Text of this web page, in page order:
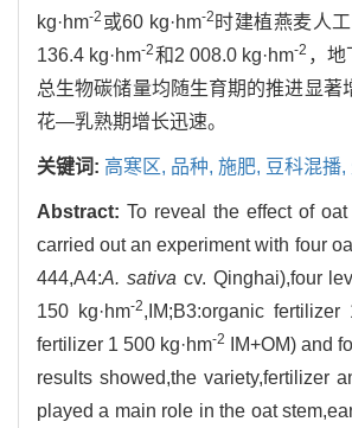
kg·hm-2 或60 kg·hm-2 时建植燕麦人
136.4 kg·hm-2和2 008.0 kg·hm-2 ，地
总生物碳储量均随生育期的推进显
花—乳熟期增长迅速。
关键词: 高寒区, 品种, 施肥, 豆科混播,
Abstract: To reveal the effect of
carried out an experiment with four
444,A4:A. sativa cv. Qinghai),four
150 kg·hm-2,IM;B3:organic fertilizer
fertilizer 1 500 kg·hm-2
IM+OM) and
results showed,the variety,fertilizer
played a main role in the oat